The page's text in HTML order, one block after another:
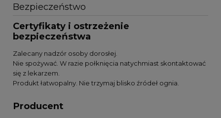
Bezpieczeństwo
Certyfikaty i ostrzeżenie
bezpieczeństwa
Zalecany nadzór osoby dorosłej.
Nie spożywać. W razie połknięcia natychmiast skontaktować
się z lekarzem.
Produkt łatwopalny. Nie trzymaj blisko źródeł ognia.
Producent